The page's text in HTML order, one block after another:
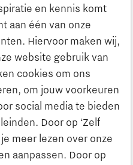
en kennis komt
aan één van onze
Hiervoor maken wij,
website gebruik van
cookies om ons
om jouw voorkeuren
social media te bieden
Door op ‘Zelf
meer lezen over onze
aanpassen. Door op